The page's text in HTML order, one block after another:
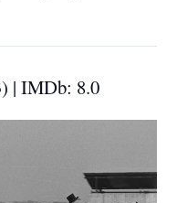
| IMDb: 8.0